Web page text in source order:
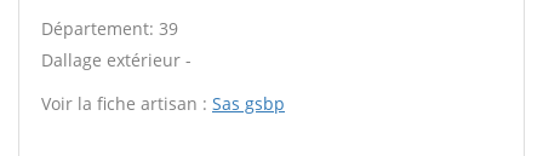
Département: 39
Dallage extérieur -
Voir la fiche artisan : Sas gsbp